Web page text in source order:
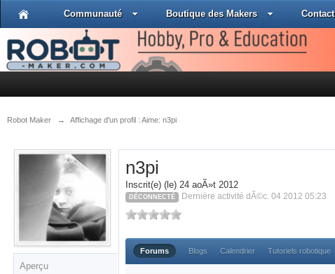
Communauté Boutique des Makers Contact
Robot Maker → Affichage d'un profil : Aime: n3pi
Aperçu
n3pi
Inscrit(e) (le) 24 aoÃ»t 2012
DÉCONNECTÉ Dernière activité dÃ©c. 04 2012 05:23
Forums Blogs Calendrier Tutoriels robotique